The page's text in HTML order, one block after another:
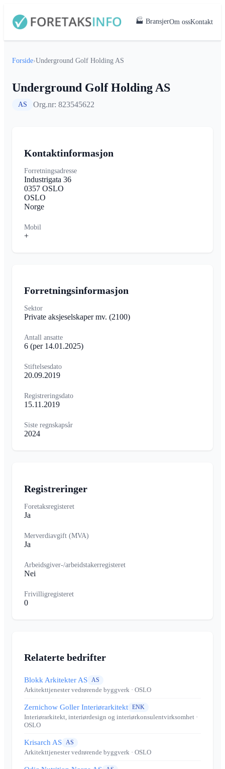
🏭 BransjerOm ossKontakt
Forside›Underground Golf Holding AS
Underground Golf Holding AS
AS Org.nr: 823545622
Kontaktinformasjon
Forretningsadresse
Industrigata 36
0357 OSLO
OSLO
Norge
Mobil
+
Forretningsinformasjon
Sektor
Private aksjeselskaper mv. (2100)
Antall ansatte
6 (per 14.01.2025)
Stiftelsesdato
20.09.2019
Registreringsdato
15.11.2019
Siste regnskapsår
2024
Registreringer
Foretaksregisteret
Ja
Merverdiavgift (MVA)
Ja
Arbeidsgiver-/arbeidstakerregisteret
Nei
Frivilligregisteret
0
Relaterte bedrifter
Blokk Arkitekter AS AS
Arkitekttjenester vedrørende byggverk · OSLO
Zernichow Goller Interiørarkitekt ENK
Interiørarkitekt, interiørdesign og interiørkonsulentvirksomhet ·
OSLO
Krisarch AS AS
Arkitekttjenester vedrørende byggverk · OSLO